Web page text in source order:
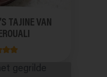
TAJINE VAN